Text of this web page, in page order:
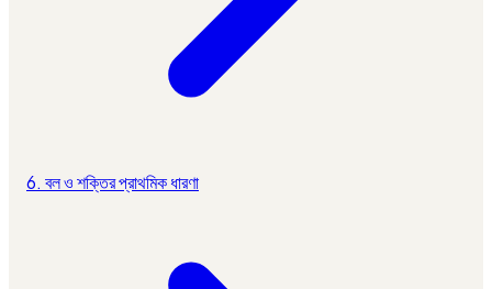
6. বল ও শক্তির প্রাথমিক ধারণা